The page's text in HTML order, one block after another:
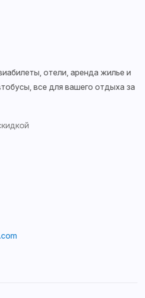
отели, аренда жилье и
все для вашего отдыха за